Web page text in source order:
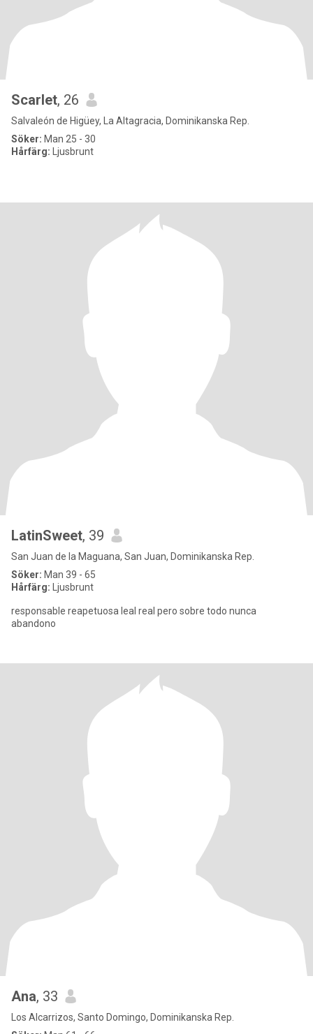
Scarlet, 26
Salvaleón de Higüey, La Altagracia, Dominikanska Rep.
Söker: Man 25 - 30
Hårfärg: Ljusbrunt
LatinSweet, 39
San Juan de la Maguana, San Juan, Dominikanska Rep.
Söker: Man 39 - 65
Hårfärg: Ljusbrunt
responsable reapetuosa leal real pero sobre todo nunca
abandono
Ana, 33
Los Alcarrizos, Santo Domingo, Dominikanska Rep.